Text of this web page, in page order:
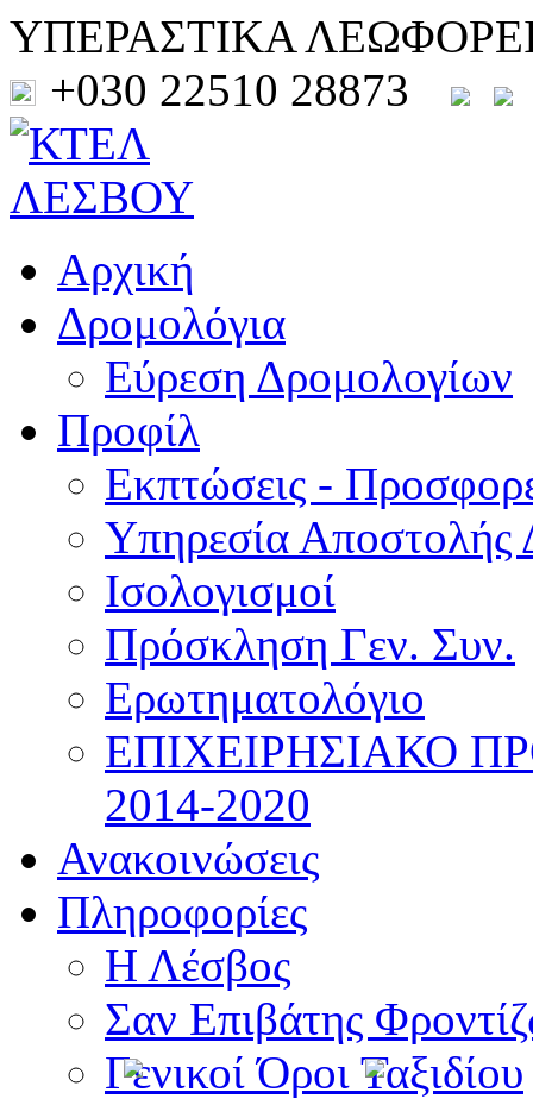
ΥΠΕΡΑΣΤΙΚΑ
+030 22510 28873
Αρχική
Δρομολόγια
Εύρεση Δρομολογίων
Προφίλ
Εκπτώσεις -
Υπηρεσία Αποστολής
Ισολογισμοί
Πρόσκληση Γεν. Συν.
Ερωτηματολόγιο
ΕΠΙΧΕΙΡΗΣΙΑΚΟ
2014-2020
Ανακοινώσεις
Πληροφορίες
Η Λέσβος
Σαν Επιβάτης
Γενικοί Όροι Ταξιδίου